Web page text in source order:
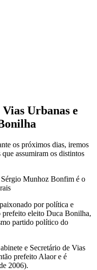
Urbanas e
os próximos dias, iremos
assumiram os distintos
Munhoz Bonfim é o
por política e
prefeito eleito Duca Bonilha,
partido político do
e Secretário de Vias
prefeito Alaor e é
2006).